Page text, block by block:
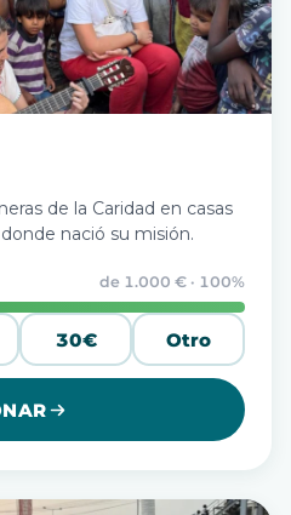
de la Caridad en casas
nació su misión.
de 1.000 € · 100%
30€ Otro